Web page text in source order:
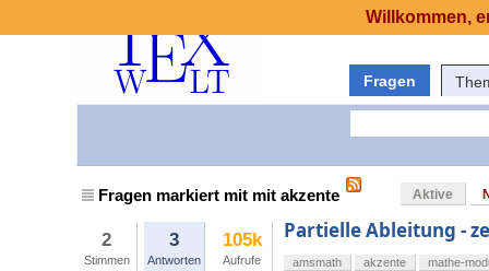
Fragen
Fragen markiert mit mit akzente Aktive
2
Stimmen
3
Antworten
105k
Aufrufe
Partielle Ableitung -
amsmath akzente mathe-
Willkommen,